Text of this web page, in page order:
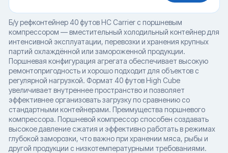
Б/у рефконтейнер 40 футов HC Carrier с поршневым
компрессором — вместительный холодильный контейнер для
интенсивной эксплуатации, перевозки и хранения крупных
партий охлаждённой или замороженной продукции.
Поршневая конфигурация агрегата обеспечивает высокую
ремонтопригодность и хорошо подходит для объектов с
регулярной нагрузкой. Формат 40 футов High Cube
увеличивает внутреннее пространство и позволяет
эффективнее организовать загрузку по сравнению со
стандартными контейнерами. Преимущества поршневого
компрессора. Поршневой компрессор способен создавать
высокое давление сжатия и эффективно работать в режимах
глубокой заморозки, что важно при хранении мяса, рыбы и
другой продукции с низкотемпературными требованиями.